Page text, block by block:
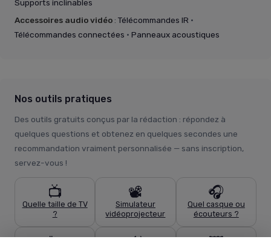
Supports inclinables
Accessoires audio vidéo : Télécommandes IR ·
Télécommandes connectées · Panneaux acoustiques
Nos outils pratiques
Des outils gratuits conçus par la rédaction : répondez à
quelques questions et obtenez en quelques secondes une
recommandation vraiment personnalisée — sans inscription,
servez-vous !
📺
Quelle taille de TV
?
📽️
Simulateur
vidéoprojecteur
🎧
Quel casque ou
écouteurs ?
🔌 🔊 🖼️